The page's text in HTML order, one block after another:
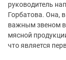
руководитель
Горбатова. Она,
важным звеном в
мясной
что является